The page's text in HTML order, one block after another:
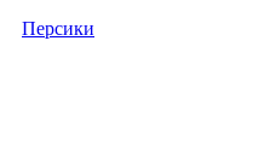
Персики